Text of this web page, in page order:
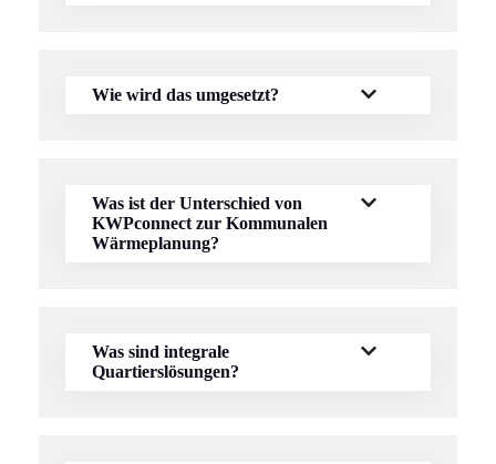
Wie wird das umgesetzt?
Was ist der Unterschied von
KWPconnect zur Kommunalen
Wärmeplanung?
Was sind integrale
Quartierslösungen?